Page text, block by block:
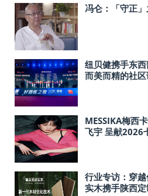
冯仑：「守正
纽贝健携手东
而美而精的社
MESSIKA梅西
飞宇 呈献2026
行业专访：穿
实木携手陕西